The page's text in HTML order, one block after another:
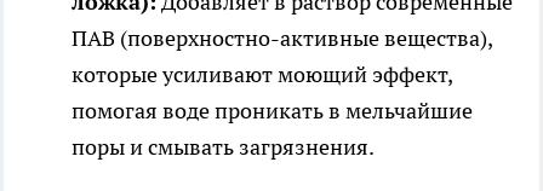
ПАВ (поверхностно-активные вещества),
которые усиливают моющий эффект,
помогая воде проникать в мельчайшие
поры и смывать загрязнения.